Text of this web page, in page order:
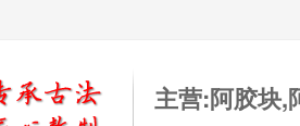
主营:阿胶块,